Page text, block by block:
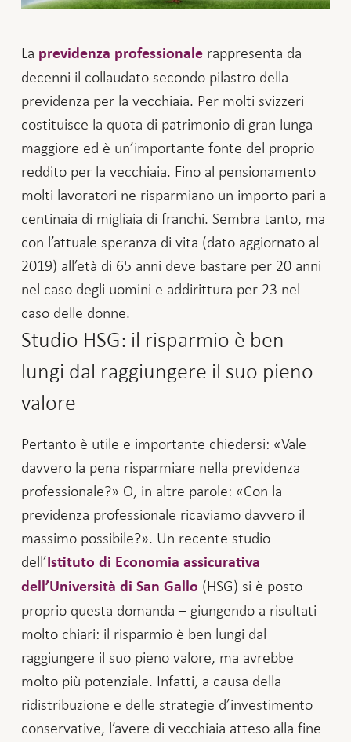
La previdenza professionalerappresenta da
decenni il collaudato secondo pilastro della
previdenza per la vecchiaia. Per molti svizzeri
costituisce la quota di patrimonio di gran lunga
maggiore ed è un’importante fonte del proprio
reddito per la vecchiaia. Fino al pensionamento
molti lavoratori ne risparmiano un importo pari a
centinaia di migliaia di franchi. Sembra tanto, ma
con l’attuale speranza di vita (dato aggiornato al
2019) all’età di 65 anni deve bastare per 20 anni
nel caso degli uomini e addirittura per 23 nel
caso delle donne.
Studio HSG: il risparmio è ben
lungi dal raggiungere il suo pieno
valore
Pertanto è utile e importante chiedersi: «Vale
davvero la pena risparmiare nella previdenza
professionale?» O, in altre parole: «Con la
previdenza professionale ricaviamo davvero il
massimo possibile?». Un recente studio
dell’ Istituto di Economia assicurativa
dell’Università di San Gallo (HSG) si è posto
proprio questa domanda – giungendo a risultati
molto chiari: il risparmio è ben lungi dal
raggiungere il suo pieno valore, ma avrebbe
molto più potenziale. Infatti, a causa della
ridistribuzione e delle strategie d’investimento
conservative, l’avere di vecchiaia atteso alla fine